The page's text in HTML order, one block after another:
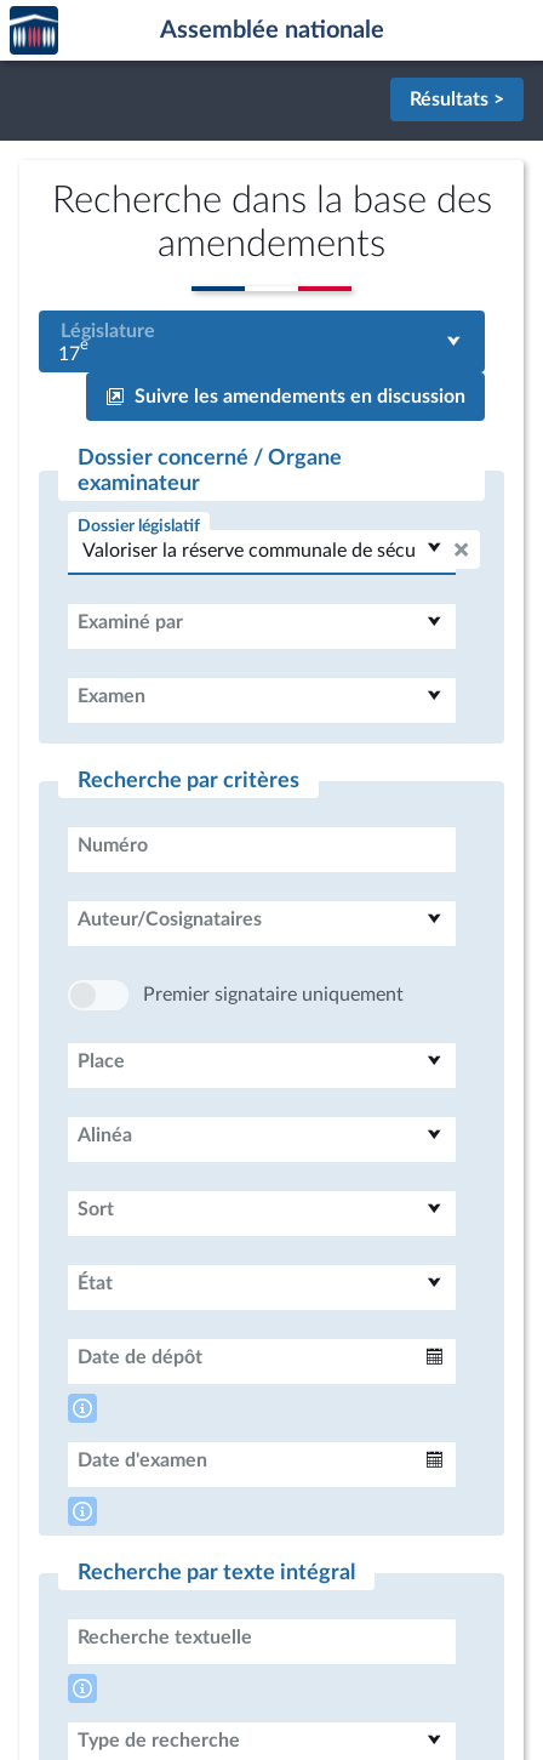
Aller au contenu
Aller en bas de la page
Accèder
à la
page
Assemblée nationale
Résultats >
Recherche dans la base des
amendements
Législature
17e
Suivre les amendements en discussion
Dossier concerné / Organe
examinateur
Dossier législatif
Examiné par
Examen
Recherche par critères
Numéro
Auteur/Cosignataires
Premier signataire uniquement
Place
Alinéa
Sort
État
Date de dépôt
Date d'examen
Recherche par texte intégral
Recherche textuelle
Type de recherche